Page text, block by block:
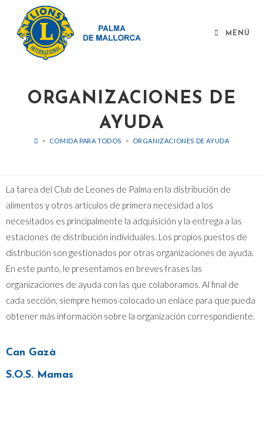
MENÚ
ORGANIZACIONES DE
AYUDA
> COMIDA PARA TODOS > ORGANIZACIONES DE AYUDA
La tarea del Club de Leones de Palma en la distribución de
alimentos y otros artículos de primera necesidad a los
necesitados es principalmente la adquisición y la entrega a las
estaciones de distribución individuales. Los propios puestos de
distribución son gestionados por otras organizaciones de ayuda.
En este punto, le presentamos en breves frases las
organizaciones de ayuda con las que colaboramos. Al final de
cada sección, siempre hemos colocado un enlace para que pueda
obtener más información sobre la organización correspondiente.
Can Gazà
S.O.S. Mamas